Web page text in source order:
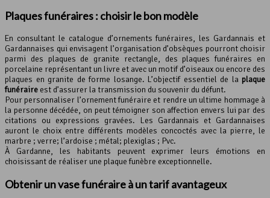
Plaques funéraires : choisir le bon modèle
En consultant le catalogue d’ornements funéraires, les Gardannais et
Gardannaises qui envisagent l’organisation d’obsèques pourront choisir
parmi des plaques de granite rectangle, des plaques funéraires en
porcelaine représentant un livre et avec un motif d’oiseaux ou encore des
plaques en granite de forme losange. L’objectif essentiel de la plaque
funéraire est d’assurer la transmission du souvenir du défunt.
Pour personnaliser l’ornement funéraire et rendre un ultime hommage à
la personne décédée, on peut témoigner son affection envers lui par des
citations ou expressions gravées. Les Gardannais et Gardannaises
auront le choix entre différents modèles concoctés avec la pierre, le
marbre ; verre; l’ardoise ; métal; plexiglas ; Pvc.
À Gardanne, les habitants peuvent exprimer leurs émotions en
choisissant de réaliser une plaque funèbre exceptionnelle.
Obtenir un vase funéraire à un tarif avantageux